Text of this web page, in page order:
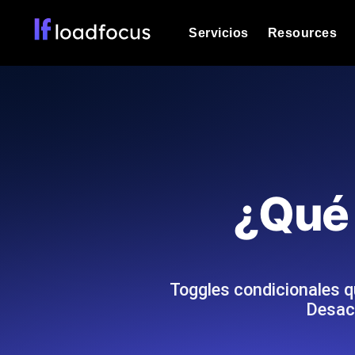
Servicios
ubicaciones cloud con análisis de IA.
Load Testing Services
Resources
Explorar categorías de
glosario
Alternativas
Toggles condicionales